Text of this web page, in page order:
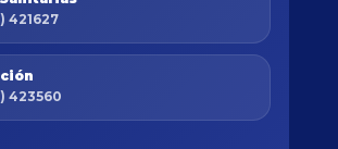
421627
423560